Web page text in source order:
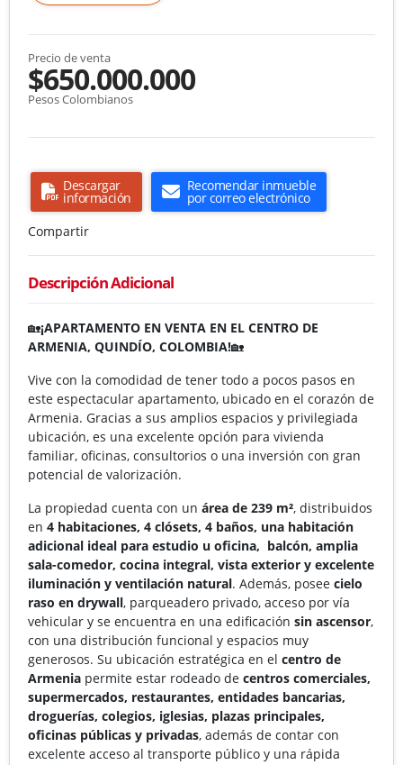
Precio de venta
$650.000.000
Pesos Colombianos
Descargar
información
Recomendar inmueble
por correo electrónico
Compartir
Descripción Adicional
🏡¡APARTAMENTO EN VENTA EN EL CENTRO DE
ARMENIA, QUINDÍO, COLOMBIA!🏡
Vive con la comodidad de tener todo a pocos pasos en
este espectacular apartamento, ubicado en el corazón de
Armenia. Gracias a sus amplios espacios y privilegiada
ubicación, es una excelente opción para vivienda
familiar, oficinas, consultorios o una inversión con gran
potencial de valorización.
La propiedad cuenta con un área de 239 m², distribuidos
en 4 habitaciones, 4 clósets, 4 baños, una habitación
adicional ideal para estudio u oficina, balcón, amplia
sala-comedor, cocina integral, vista exterior y excelente
iluminación y ventilación natural. Además, posee cielo
raso en drywall, parqueadero privado, acceso por vía
vehicular y se encuentra en una edificación sin ascensor,
con una distribución funcional y espacios muy
generosos. Su ubicación estratégica en el centro de
Armenia permite estar rodeado de centros comerciales,
supermercados, restaurantes, entidades bancarias,
droguerías, colegios, iglesias, plazas principales,
oficinas públicas y privadas, además de contar con
excelente acceso al transporte público y una rápida